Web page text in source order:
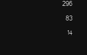
296
83
14